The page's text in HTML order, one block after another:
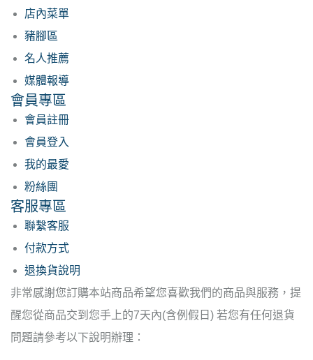
店內菜單
豬腳區
名人推薦
媒體報導
會員專區
會員註冊
會員登入
我的最愛
粉絲團
客服專區
聯繫客服
付款方式
退換貨說明
非常感謝您訂購本站商品希望您喜歡我們的商品與服務，提
醒您從商品交到您手上的7天內(含例假日) 若您有任何退貨
問題請參考以下說明辦理：